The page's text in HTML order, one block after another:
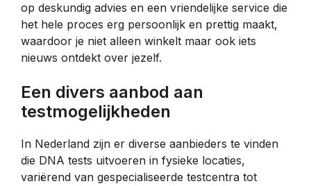
op deskundig advies en een vriendelijke service die
het hele proces erg persoonlijk en prettig maakt,
waardoor je niet alleen winkelt maar ook iets
nieuws ontdekt over jezelf.
Een divers aanbod aan
testmogelijkheden
In Nederland zijn er diverse aanbieders te vinden
die DNA tests uitvoeren in fysieke locaties,
variërend van gespecialiseerde testcentra tot